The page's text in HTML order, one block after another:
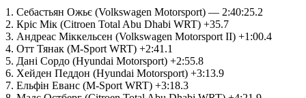
1. Себастьян Ожьє (Volkswagen Motorsport) — 2:40:25.2
2. Кріс Мік (Citroen Total Abu Dhabi WRT) +35.7
3. Андреас Міккельсен (Volkswagen Motorsport II) +1:00.4
4. Отт Тянак (M-Sport WRT) +2:41.1
5. Дані Сордо (Hyundai Motorsport) +2:55.8
6. Хейден Педдон (Hyundai Motorsport) +3:13.9
7. Ельфін Еванс (M-Sport WRT) +3:18.3